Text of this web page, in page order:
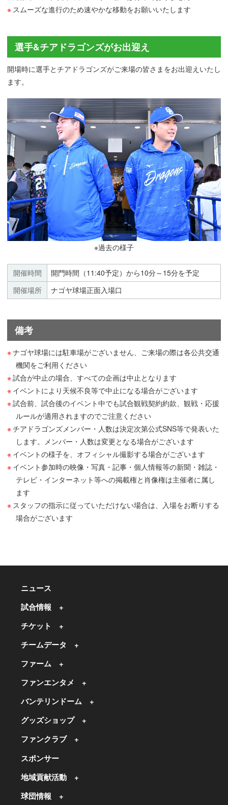
スムーズな進行のため速やかな移動をお願いいたします
選手&チアドラゴンズがお出迎え
開場時に選手とチアドラゴンズがご来場の皆さまをお出迎えいたし
ます。
※過去の様子
開催時間
開門時間（11:40予定）から10分～15分を予定
開催場所
ナゴヤ球場正面入場口
備考
ナゴヤ球場には駐車場がございません、ご来場の際は各公共交通
機関をご利用ください
試合が中止の場合、すべての企画は中止となります
イベントにより天候不良等で中止になる場合がございます
試合前、試合後のイベント中でも試合観戦契約約款、観戦・応援
ルールが適用されますのでご注意ください
チアドラゴンズメンバー・人数は決定次第公式SNS等で発表いた
します。メンバー・人数は変更となる場合がございます
イベントの様子を、オフィシャル撮影する場合がございます
イベント参加時の映像・写真・記事・個人情報等の新聞・雑誌・
テレビ・インターネット等への掲載権と肖像権は主催者に属し
ます
スタッフの指示に従っていただけない場合は、入場をお断りする
場合がございます
ニュース
試合情報
チケット
チームデータ
ファーム
ファンエンタメ
バンテリンドーム
グッズショップ
ファンクラブ
スポンサー
地域貢献活動
球団情報